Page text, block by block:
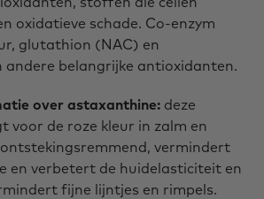
oxidatieve schade. Co-enzym
glutathion (NAC) en
andere belangrijke antioxidanten.
over astaxanthine: deze
voor de roze kleur in zalm en
vermindert
en verbetert de huidelasticiteit en
fijne lijntjes en rimpels.